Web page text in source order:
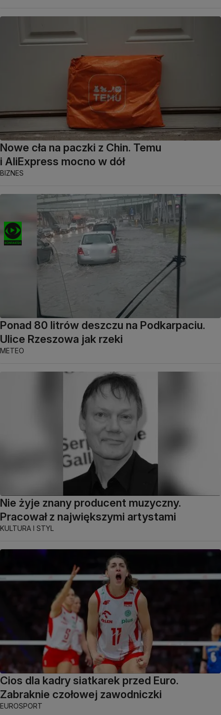
Nowe cła na paczki z Chin. Temu
i AliExpress mocno w dół
BIZNES
Ponad 80 litrów deszczu na Podkarpaciu.
Ulice Rzeszowa jak rzeki
METEO
Nie żyje znany producent muzyczny.
Pracował z największymi artystami
KULTURA I STYL
Cios dla kadry siatkarek przed Euro.
Zabraknie czołowej zawodniczki
EUROSPORT